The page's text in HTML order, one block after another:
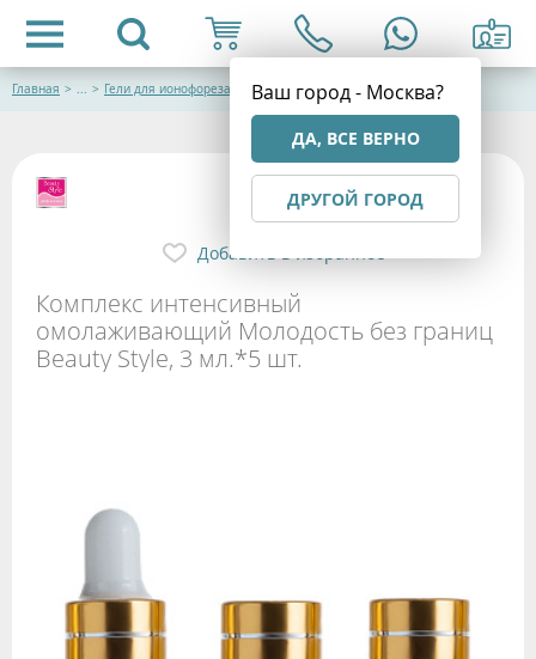
Ваш город - Москва?
ДА, ВСЕ ВЕРНО
ДРУГОЙ ГОРОД
Главная > ... > Гели для ионофореза
Комплекс интенсивный
омолаживающий Молодость без границ
Beauty Style, 3 мл.*5 шт.
Добавить в избранное